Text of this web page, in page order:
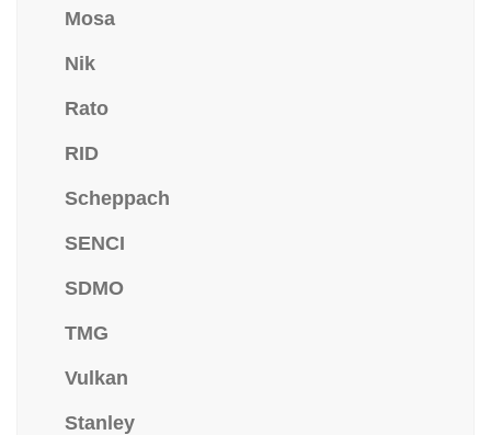
Mosa
Nik
Rato
RID
Scheppach
SENCI
SDMO
TMG
Vulkan
Stanley